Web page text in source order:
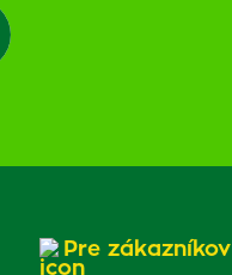
Pre zákazníkov